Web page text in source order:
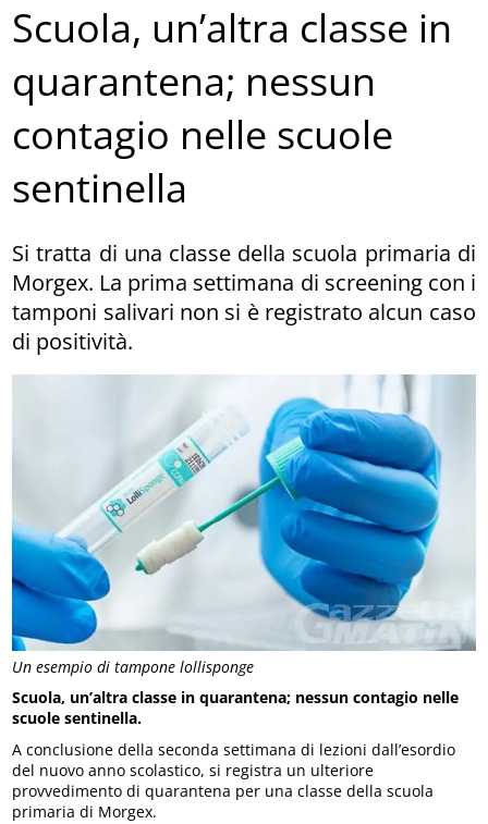
Un esempio di tampone lollisponge
Scuola, un’altra classe in
quarantena; nessun
contagio nelle scuole
sentinella
Si tratta di una classe della scuola primaria di
Morgex. La prima settimana di screening con i
tamponi salivari non si è registrato alcun caso
di positività.
Scuola, un’altra classe in quarantena; nessun contagio nelle
scuole sentinella.
A conclusione della seconda settimana di lezioni dall’esordio
del nuovo anno scolastico, si registra un ulteriore
provvedimento di quarantena per una classe della scuola
primaria di Morgex.